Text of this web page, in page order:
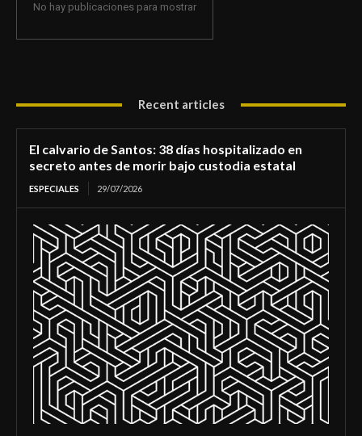
No hay publicaciones para mostrar
Recent articles
El calvario de Santos: 38 días hospitalizado en
secreto antes de morir bajo custodia estatal
ESPECIALES 29/07/2026